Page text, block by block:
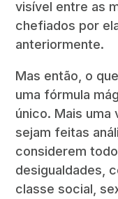
visível entre as
chefiados por
anteriormente.
Mas então, o
uma fórmula
único. Mais uma
sejam feitas
considerem
desigualdades,
classe social,